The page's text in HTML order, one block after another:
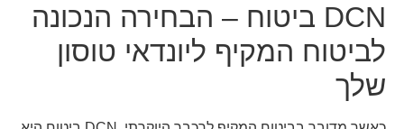
DCN ביטוח – הבחירה הנכונה
לביטוח המקיף ליונדאי טוסון
שלך